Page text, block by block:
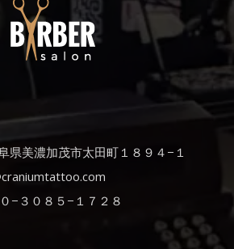
県美濃加茂市太田町１８９４−１
−３０８５−１７２８